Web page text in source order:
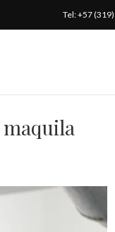
Tel: +57